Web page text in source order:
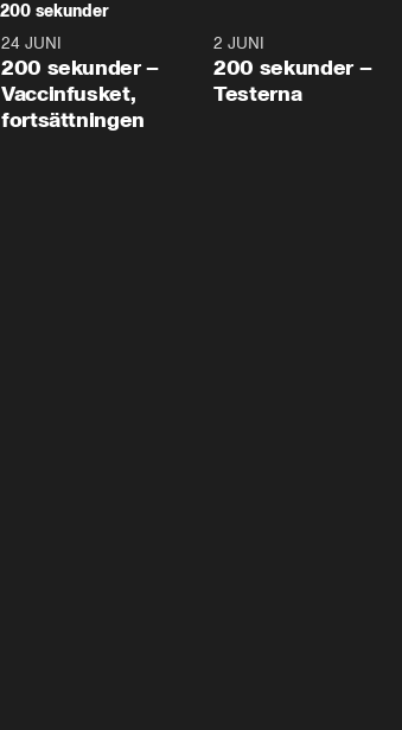
200 sekunder
5:00
24 JUNI
200 sekunder –
Vaccinfusket,
fortsättningen
2 JUNI
200 sekunder –
Testerna